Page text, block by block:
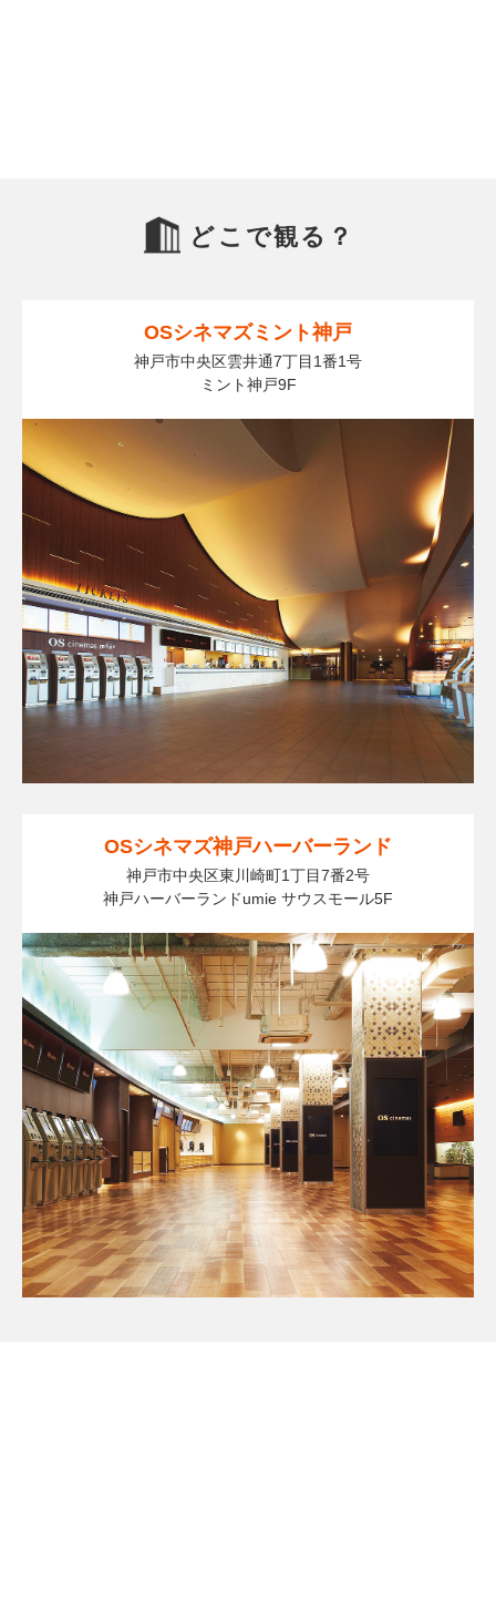
どこで観る？
OSシネマズミント神戸
神戸市中央区雲井通7丁目1番1号
ミント神戸9F
OSシネマズ神戸ハーバーランド
神戸市中央区東川崎町1丁目7番2号
神戸ハーバーランドumie サウスモール5F